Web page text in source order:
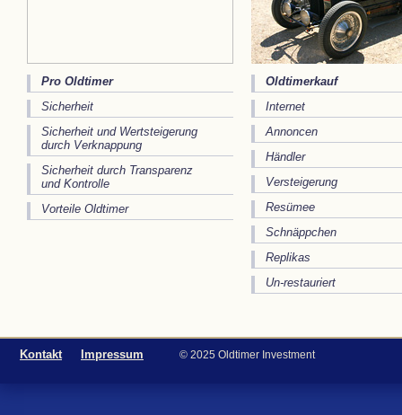
Pro Oldtimer
Sicherheit
Sicherheit und Wertsteigerung
durch Verknappung
Sicherheit durch Transparenz
und Kontrolle
Vorteile Oldtimer
Oldtimerkauf
Internet
Annoncen
Händler
Versteigerung
Resümee
Schnäppchen
Replikas
Un-restauriert
Kontakt Impressum © 2025 Oldtimer Investment